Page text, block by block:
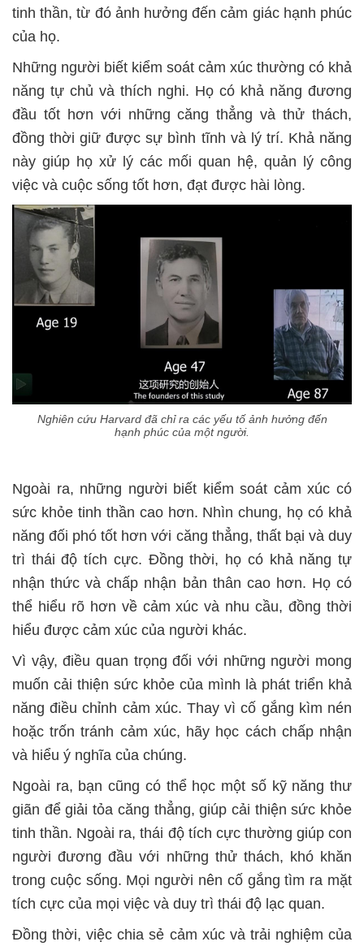
tinh thần, từ đó ảnh hưởng đến cảm giác hạnh phúc
của họ.
Những người biết kiểm soát cảm xúc thường có khả
năng tự chủ và thích nghi. Họ có khả năng đương
đầu tốt hơn với những căng thẳng và thử thách,
đồng thời giữ được sự bình tĩnh và lý trí. Khả năng
này giúp họ xử lý các mối quan hệ, quản lý công
việc và cuộc sống tốt hơn, đạt được hài lòng.
Nghiên cứu Harvard đã chỉ ra các yếu tố ảnh hưởng đến
hạnh phúc của một người.
Ngoài ra, những người biết kiểm soát cảm xúc có
sức khỏe tinh thần cao hơn. Nhìn chung, họ có khả
năng đối phó tốt hơn với căng thẳng, thất bại và duy
trì thái độ tích cực. Đồng thời, họ có khả năng tự
nhận thức và chấp nhận bản thân cao hơn. Họ có
thể hiểu rõ hơn về cảm xúc và nhu cầu, đồng thời
hiểu được cảm xúc của người khác.
Vì vậy, điều quan trọng đối với những người mong
muốn cải thiện sức khỏe của mình là phát triển khả
năng điều chỉnh cảm xúc. Thay vì cố gắng kìm nén
hoặc trốn tránh cảm xúc, hãy học cách chấp nhận
và hiểu ý nghĩa của chúng.
Ngoài ra, bạn cũng có thể học một số kỹ năng thư
giãn để giải tỏa căng thẳng, giúp cải thiện sức khỏe
tinh thần. Ngoài ra, thái độ tích cực thường giúp con
người đương đầu với những thử thách, khó khăn
trong cuộc sống. Mọi người nên cố gắng tìm ra mặt
tích cực của mọi việc và duy trì thái độ lạc quan.
Đồng thời, việc chia sẻ cảm xúc và trải nghiệm của